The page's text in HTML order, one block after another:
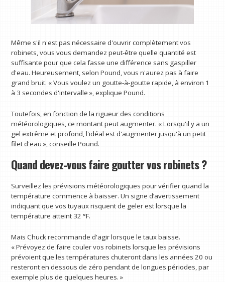
Même s'il n'est pas nécessaire d'ouvrir complètement vos
robinets, vous vous demandez peut-être quelle quantité est
suffisante pour que cela fasse une différence sans gaspiller
d'eau. Heureusement, selon Pound, vous n'aurez pas à faire
grand bruit. « Vous voulez un goutte-à-goutte rapide, à environ 1
à 3 secondes d'intervalle », explique Pound.
Toutefois, en fonction de la rigueur des conditions
météorologiques, ce montant peut augmenter. « Lorsqu'il y a un
gel extrême et profond, l'idéal est d'augmenter jusqu'à un petit
filet d'eau », conseille Pound.
Quand devez-vous faire goutter vos robinets ?
Surveillez les prévisions météorologiques pour vérifier quand la
température commence à baisser. Un signe d’avertissement
indiquant que vos tuyaux risquent de geler est lorsque la
température atteint 32 °F.
Mais Chuck recommande d'agir lorsque le taux baisse.
« Prévoyez de faire couler vos robinets lorsque les prévisions
prévoient que les températures chuteront dans les années 20 ou
resteront en dessous de zéro pendant de longues périodes, par
exemple plus de quelques heures. »